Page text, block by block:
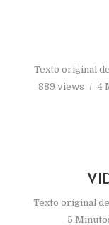
Texto original de
889 views
4
Texto original de
5